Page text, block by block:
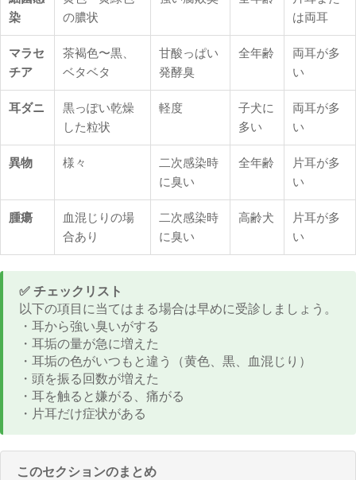
染
の膿状
は両耳
マラセ
チア
茶褐色〜黒、
ベタベタ
甘酸っぱい
発酵臭
全年齢
両耳が多
い
耳ダニ
黒っぽい乾燥
した粒状
軽度
子犬に
多い
両耳が多
い
異物 様々
二次感染時
に臭い
全年齢
片耳が多
い
腫瘍
血混じりの場
合あり
二次感染時
に臭い
高齢犬
片耳が多
い
✅ チェックリスト
以下の項目に当てはまる場合は早めに受診しましょう。
・耳から強い臭いがする
・耳垢の量が急に増えた
・耳垢の色がいつもと違う（黄色、黒、血混じり）
・頭を振る回数が増えた
・耳を触ると嫌がる、痛がる
・片耳だけ症状がある
このセクションのまとめ